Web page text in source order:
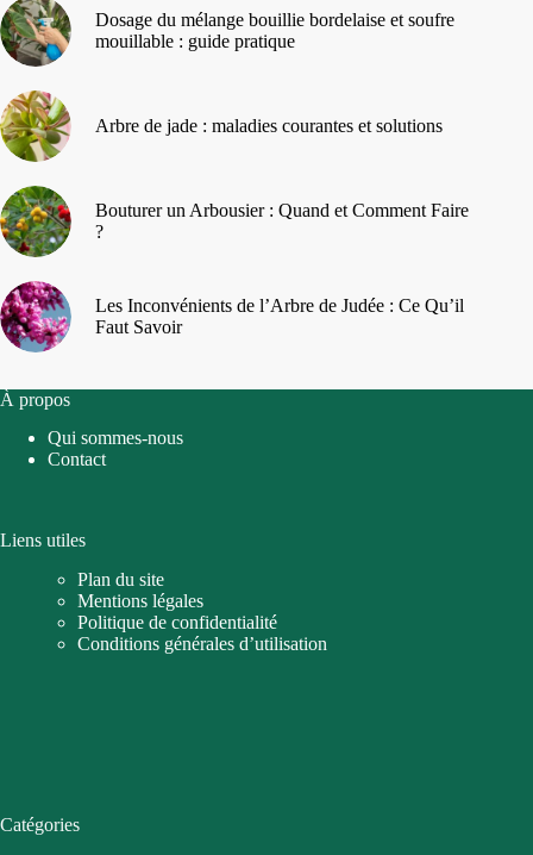
Dosage du mélange bouillie bordelaise et soufre
mouillable : guide pratique
Arbre de jade : maladies courantes et solutions
Bouturer un Arbousier : Quand et Comment Faire
?
Les Inconvénients de l’Arbre de Judée : Ce Qu’il
Faut Savoir
À propos
Qui sommes-nous
Contact
Liens utiles
Plan du site
Mentions légales
Politique de confidentialité
Conditions générales d’utilisation
Catégories